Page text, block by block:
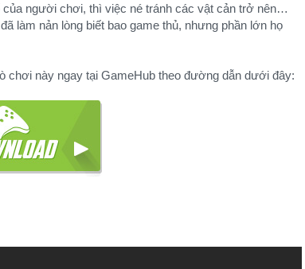
người chơi, thì việc né tránh các vật cản trở nên…
làm nản lòng biết bao game thủ, nhưng phần lớn họ
chơi này ngay tại GameHub theo đường dẫn dưới đây: